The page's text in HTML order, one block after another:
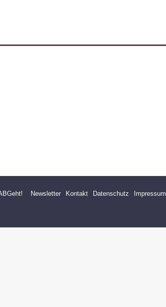
Newsletter Kontakt Datenschutz Impressum